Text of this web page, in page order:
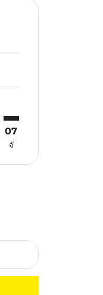
นอ
ข้อเสนอ
ค้นหาข้อเสนอ
ค้นหาข้อเสนอ
ค้นหาข้อเสนอ
07
จั